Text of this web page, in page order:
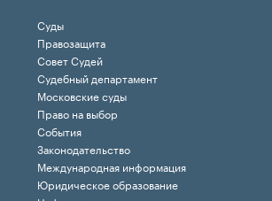
Суды
Правозащита
Совет Судей
Судебный департамент
Московские суды
Право на выбор
События
Законодательство
Международная информация
Юридическое образование